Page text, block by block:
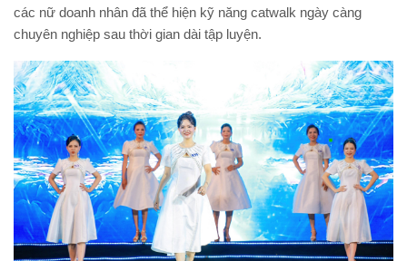
các nữ doanh nhân đã thể hiện kỹ năng catwalk ngày càng
chuyên nghiệp sau thời gian dài tập luyện.